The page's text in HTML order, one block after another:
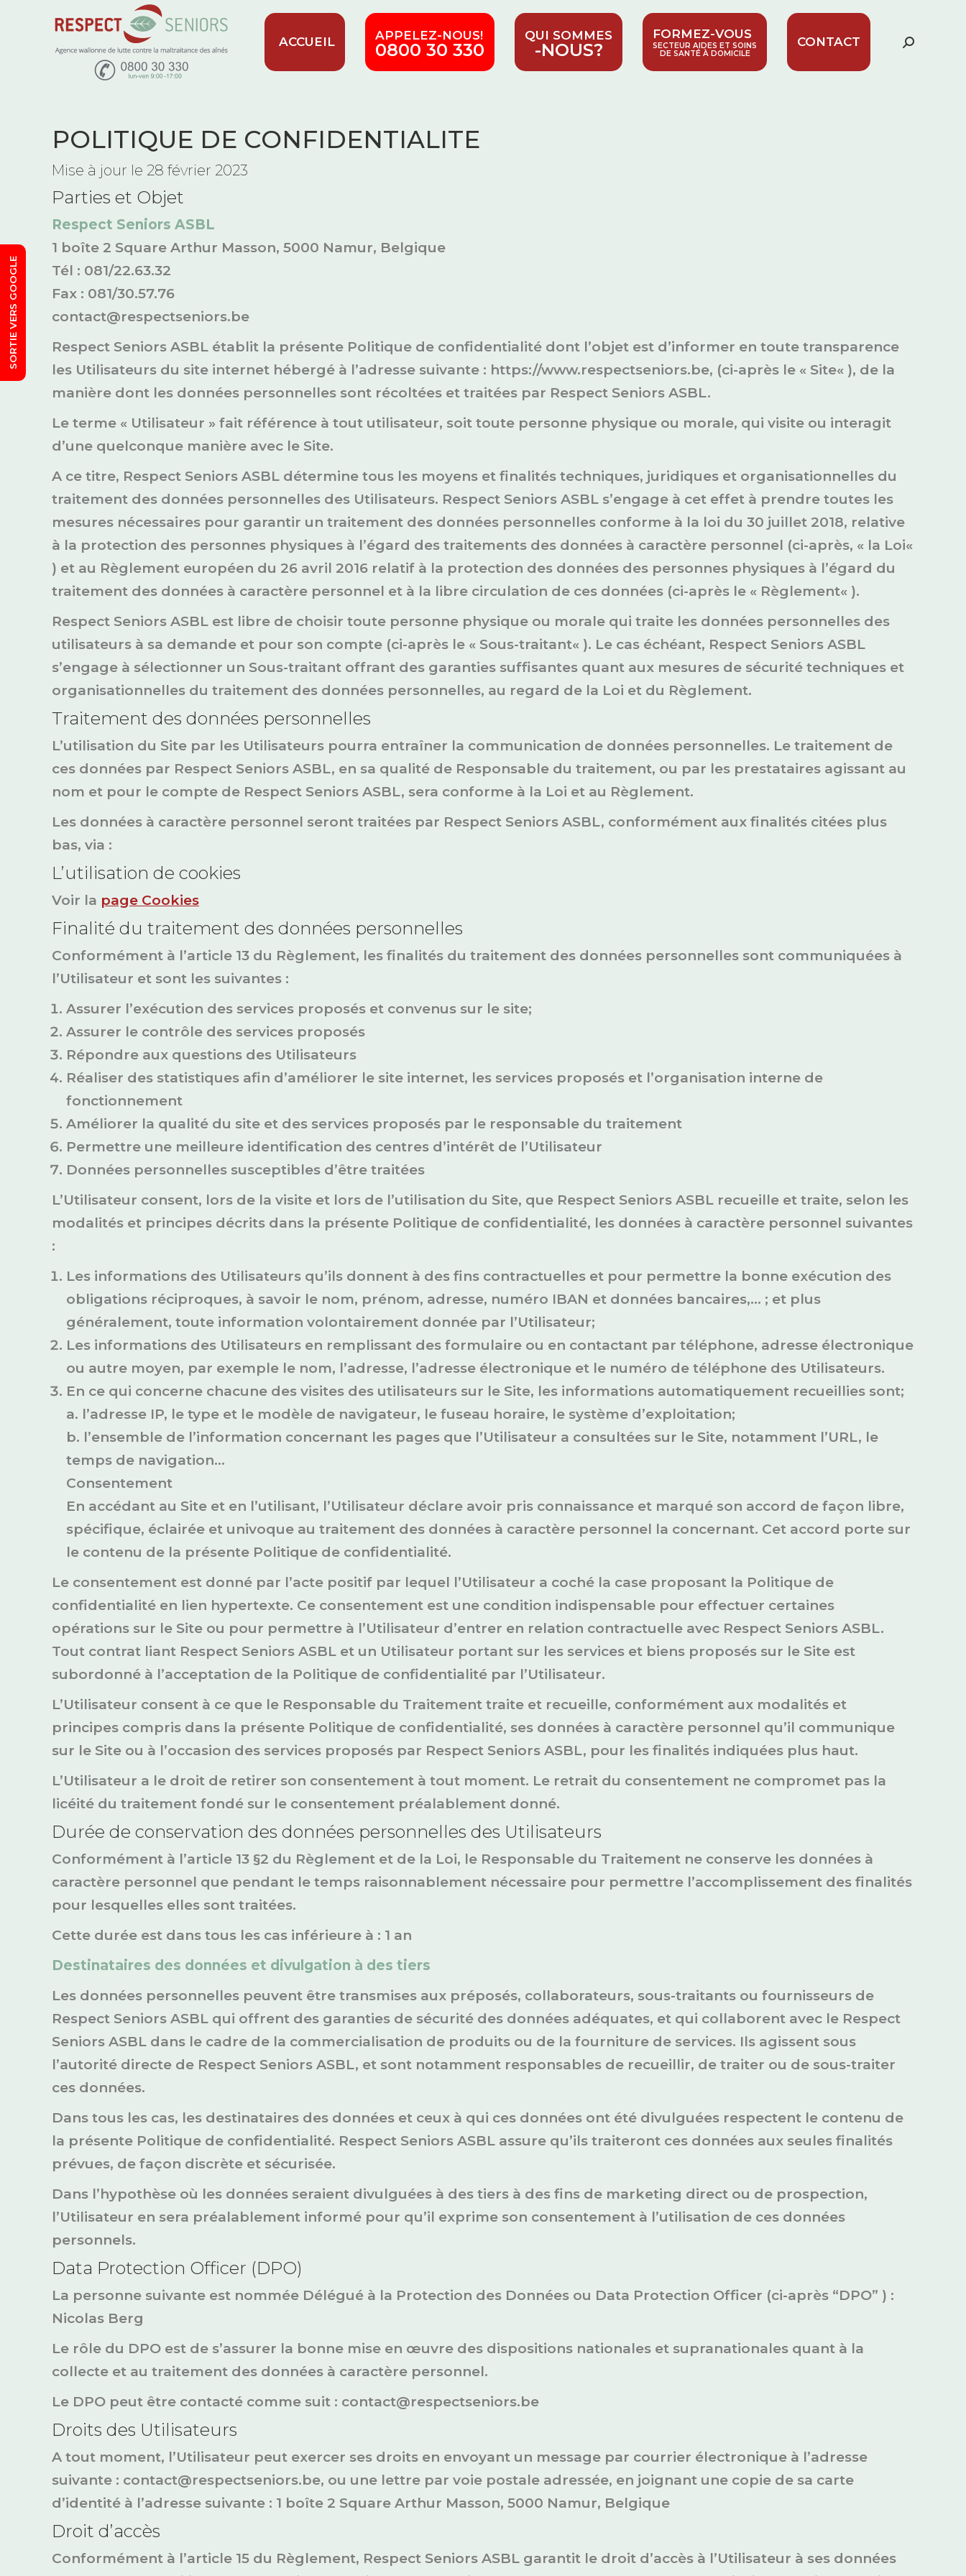
SORTIE VERS GOOGLE
ACCUEIL APPELEZ-NOUS!
0800 30 330
QUI SOMMES
-NOUS?
FORMEZ-VOUS
SECTEUR AIDES ET SOINS
DE SANTÉ À DOMICILE
CONTACT
POLITIQUE DE CONFIDENTIALITE
Mise à jour le 28 février 2023
Parties et Objet
Respect Seniors ASBL
1 boîte 2 Square Arthur Masson, 5000 Namur, Belgique
Tél : 081/22.63.32
Fax : 081/30.57.76
contact@respectseniors.be
Respect Seniors ASBL établit la présente Politique de confidentialité dont l’objet est d’informer en toute transparence
les Utilisateurs du site internet hébergé à l’adresse suivante : https://www.respectseniors.be, (ci-après le « Site« ), de la
manière dont les données personnelles sont récoltées et traitées par Respect Seniors ASBL.
Le terme « Utilisateur » fait référence à tout utilisateur, soit toute personne physique ou morale, qui visite ou interagit
d’une quelconque manière avec le Site.
A ce titre, Respect Seniors ASBL détermine tous les moyens et finalités techniques, juridiques et organisationnelles du
traitement des données personnelles des Utilisateurs. Respect Seniors ASBL s’engage à cet effet à prendre toutes les
mesures nécessaires pour garantir un traitement des données personnelles conforme à la loi du 30 juillet 2018, relative
à la protection des personnes physiques à l’égard des traitements des données à caractère personnel (ci-après, « la Loi«
) et au Règlement européen du 26 avril 2016 relatif à la protection des données des personnes physiques à l’égard du
traitement des données à caractère personnel et à la libre circulation de ces données (ci-après le « Règlement« ).
Respect Seniors ASBL est libre de choisir toute personne physique ou morale qui traite les données personnelles des
utilisateurs à sa demande et pour son compte (ci-après le « Sous-traitant« ). Le cas échéant, Respect Seniors ASBL
s’engage à sélectionner un Sous-traitant offrant des garanties suffisantes quant aux mesures de sécurité techniques et
organisationnelles du traitement des données personnelles, au regard de la Loi et du Règlement.
Traitement des données personnelles
L’utilisation du Site par les Utilisateurs pourra entraîner la communication de données personnelles. Le traitement de
ces données par Respect Seniors ASBL, en sa qualité de Responsable du traitement, ou par les prestataires agissant au
nom et pour le compte de Respect Seniors ASBL, sera conforme à la Loi et au Règlement.
Les données à caractère personnel seront traitées par Respect Seniors ASBL, conformément aux finalités citées plus
bas, via :
L’utilisation de cookies
Voir la page Cookies
Finalité du traitement des données personnelles
Conformément à l’article 13 du Règlement, les finalités du traitement des données personnelles sont communiquées à
l’Utilisateur et sont les suivantes :
Assurer l’exécution des services proposés et convenus sur le site;
Assurer le contrôle des services proposés
Répondre aux questions des Utilisateurs
Réaliser des statistiques afin d’améliorer le site internet, les services proposés et l’organisation interne de
fonctionnement
Améliorer la qualité du site et des services proposés par le responsable du traitement
Permettre une meilleure identification des centres d’intérêt de l’Utilisateur
Données personnelles susceptibles d’être traitées
L’Utilisateur consent, lors de la visite et lors de l’utilisation du Site, que Respect Seniors ASBL recueille et traite, selon les
modalités et principes décrits dans la présente Politique de confidentialité, les données à caractère personnel suivantes
:
Les informations des Utilisateurs qu’ils donnent à des fins contractuelles et pour permettre la bonne exécution des
obligations réciproques, à savoir le nom, prénom, adresse, numéro IBAN et données bancaires,… ; et plus
généralement, toute information volontairement donnée par l’Utilisateur;
Les informations des Utilisateurs en remplissant des formulaire ou en contactant par téléphone, adresse électronique
ou autre moyen, par exemple le nom, l’adresse, l’adresse électronique et le numéro de téléphone des Utilisateurs.
En ce qui concerne chacune des visites des utilisateurs sur le Site, les informations automatiquement recueillies sont;
a. l’adresse IP, le type et le modèle de navigateur, le fuseau horaire, le système d’exploitation;
b. l’ensemble de l’information concernant les pages que l’Utilisateur a consultées sur le Site, notamment l’URL, le
temps de navigation…
Consentement
En accédant au Site et en l’utilisant, l’Utilisateur déclare avoir pris connaissance et marqué son accord de façon libre,
spécifique, éclairée et univoque au traitement des données à caractère personnel la concernant. Cet accord porte sur
le contenu de la présente Politique de confidentialité.
Le consentement est donné par l’acte positif par lequel l’Utilisateur a coché la case proposant la Politique de
confidentialité en lien hypertexte. Ce consentement est une condition indispensable pour effectuer certaines
opérations sur le Site ou pour permettre à l’Utilisateur d’entrer en relation contractuelle avec Respect Seniors ASBL.
Tout contrat liant Respect Seniors ASBL et un Utilisateur portant sur les services et biens proposés sur le Site est
subordonné à l’acceptation de la Politique de confidentialité par l’Utilisateur.
L’Utilisateur consent à ce que le Responsable du Traitement traite et recueille, conformément aux modalités et
principes compris dans la présente Politique de confidentialité, ses données à caractère personnel qu’il communique
sur le Site ou à l’occasion des services proposés par Respect Seniors ASBL, pour les finalités indiquées plus haut.
L’Utilisateur a le droit de retirer son consentement à tout moment. Le retrait du consentement ne compromet pas la
licéité du traitement fondé sur le consentement préalablement donné.
Durée de conservation des données personnelles des Utilisateurs
Conformément à l’article 13 §2 du Règlement et de la Loi, le Responsable du Traitement ne conserve les données à
caractère personnel que pendant le temps raisonnablement nécessaire pour permettre l’accomplissement des finalités
pour lesquelles elles sont traitées.
Cette durée est dans tous les cas inférieure à : 1 an
Destinataires des données et divulgation à des tiers
Les données personnelles peuvent être transmises aux préposés, collaborateurs, sous-traitants ou fournisseurs de
Respect Seniors ASBL qui offrent des garanties de sécurité des données adéquates, et qui collaborent avec le Respect
Seniors ASBL dans le cadre de la commercialisation de produits ou de la fourniture de services. Ils agissent sous
l’autorité directe de Respect Seniors ASBL, et sont notamment responsables de recueillir, de traiter ou de sous-traiter
ces données.
Dans tous les cas, les destinataires des données et ceux à qui ces données ont été divulguées respectent le contenu de
la présente Politique de confidentialité. Respect Seniors ASBL assure qu’ils traiteront ces données aux seules finalités
prévues, de façon discrète et sécurisée.
Dans l’hypothèse où les données seraient divulguées à des tiers à des fins de marketing direct ou de prospection,
l’Utilisateur en sera préalablement informé pour qu’il exprime son consentement à l’utilisation de ces données
personnels.
Data Protection Officer (DPO)
La personne suivante est nommée Délégué à la Protection des Données ou Data Protection Officer (ci-après “DPO” ) :
Nicolas Berg
Le rôle du DPO est de s’assurer la bonne mise en œuvre des dispositions nationales et supranationales quant à la
collecte et au traitement des données à caractère personnel.
Le DPO peut être contacté comme suit : contact@respectseniors.be
Droits des Utilisateurs
A tout moment, l’Utilisateur peut exercer ses droits en envoyant un message par courrier électronique à l’adresse
suivante : contact@respectseniors.be, ou une lettre par voie postale adressée, en joignant une copie de sa carte
d’identité à l’adresse suivante : 1 boîte 2 Square Arthur Masson, 5000 Namur, Belgique
Droit d’accès
Conformément à l’article 15 du Règlement, Respect Seniors ASBL garantit le droit d’accès à l’Utilisateur à ses données